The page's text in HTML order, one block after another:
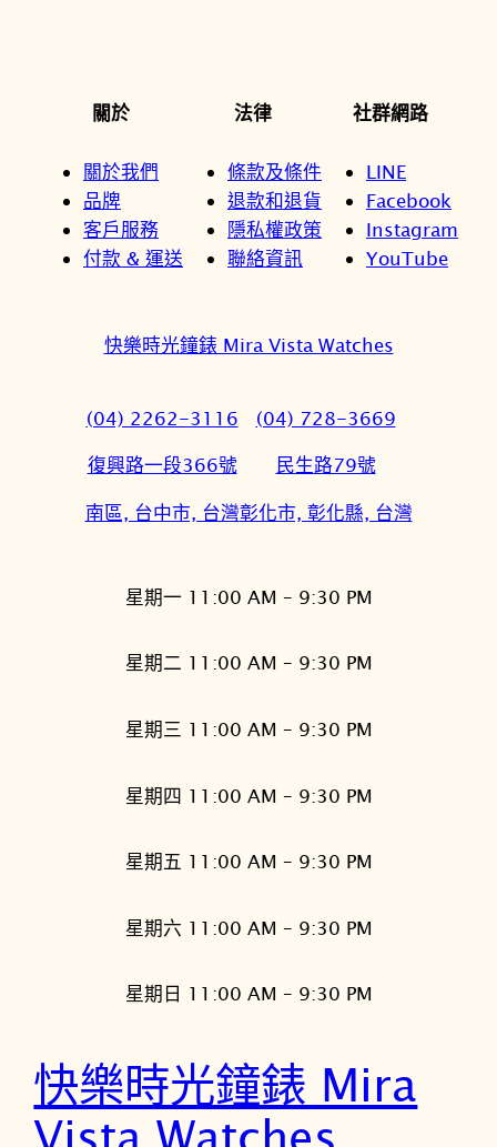
關於
關於我們
品牌
客戶服務
付款 & 運送
法律
條款及條件
退款和退貨
隱私權政策
聯絡資訊
社群網路
LINE
Facebook
Instagram
YouTube
快樂時光鐘錶 Mira Vista Watches
(04) 2262-3116
復興路一段366號
南區, 台中市, 台灣
(04) 728-3669
民生路79號
彰化市, 彰化縣, 台灣
星期一 11:00 AM – 9:30 PM
星期二 11:00 AM – 9:30 PM
星期三 11:00 AM – 9:30 PM
星期四 11:00 AM – 9:30 PM
星期五 11:00 AM – 9:30 PM
星期六 11:00 AM – 9:30 PM
星期日 11:00 AM – 9:30 PM
快樂時光鐘錶 Mira
Vista Watches